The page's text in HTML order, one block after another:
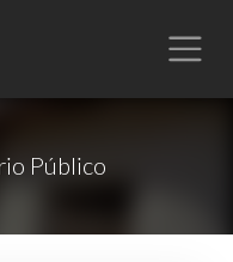
Público